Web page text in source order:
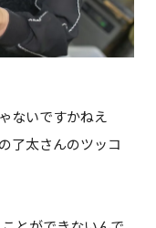
ないですかねえ
了太さんのツッコ